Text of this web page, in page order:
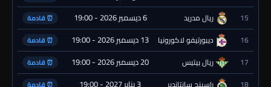
15 ريال مدريد 6 ديسمبر 2026 - 19:00 ⏰ قادمة
16 ديبورتيفو لاكورونيا 13 ديسمبر 2026 - 19:00 ⏰ قادمة
17 ريال بيتيس 20 ديسمبر 2026 - 19:00 ⏰ قادمة
18 راسينج سانتاندير 3 يناير 2027 - 19:00 ⏰ قادمة